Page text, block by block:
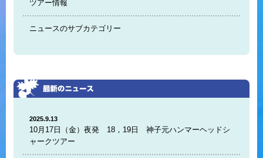
ツアー情報
ニュースのサブカテゴリー
2025.9.13
10月17日（金）夜発 18，19日 神子元ハンマーヘッドシ
ャークツアー